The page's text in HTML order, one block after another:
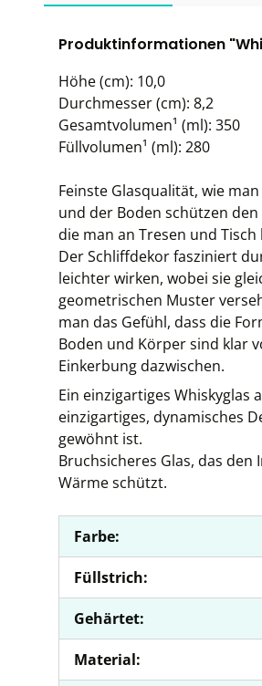
Produktinformationen
Höhe (cm): 10,0
Durchmesser (cm): 8,2
Gesamtvolumen¹ (ml): 350
Füllvolumen¹ (ml): 280
Feinste Glasqualität, wie
und der Boden schützen
die man an Tresen und
Der Schliffdekor fasziniert
leichter wirken, wobei sie
geometrischen Muster
man das Gefühl, dass die
Boden und Körper sind klar
Einkerbung dazwischen.
Ein einzigartiges Whiskyglas
einzigartiges, dynamisches
gewöhnt ist.
Bruchsicheres Glas, das
Wärme schützt.
Farbe:
Füllstrich:
Gehärtet:
Material: